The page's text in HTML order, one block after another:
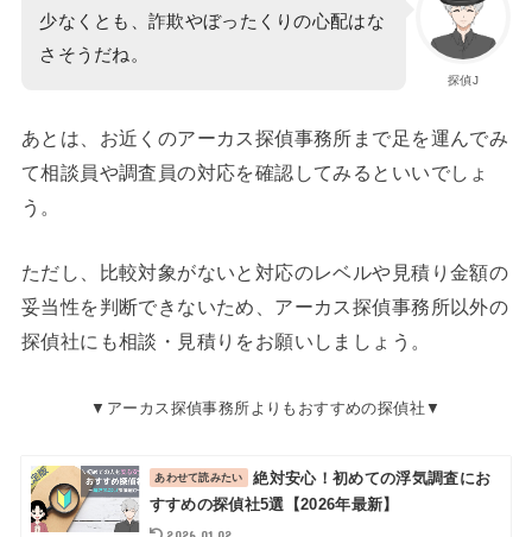
探偵J
少なくとも、詐欺やぼったくりの心配はな
さそうだね。
あとは、お近くのアーカス探偵事務所まで足を運んでみ
て相談員や調査員の対応を確認してみるといいでしょ
う。
ただし、比較対象がないと対応のレベルや見積り金額の
妥当性を判断できないため、アーカス探偵事務所以外の
探偵社にも相談・見積りをお願いしましょう。
▼アーカス探偵事務所よりもおすすめの探偵社▼
絶対安心！初めての浮気調査にお
すすめの探偵社5選【2026年最新】